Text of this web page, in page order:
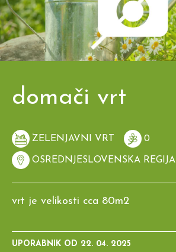
domači vrt
ZELENJAVNI VRT 0
OSREDNJESLOVENSKA REGIJA
vrt je velikosti cca 80m2
UPORABNIK OD 22. 04. 2025